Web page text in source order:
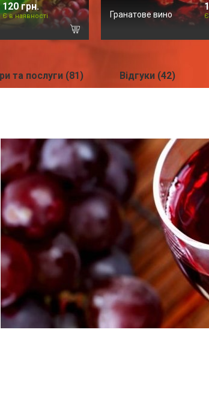
120 грн.
Є в наявності Гранатове вино
та послуги (81) Відгуки (42)